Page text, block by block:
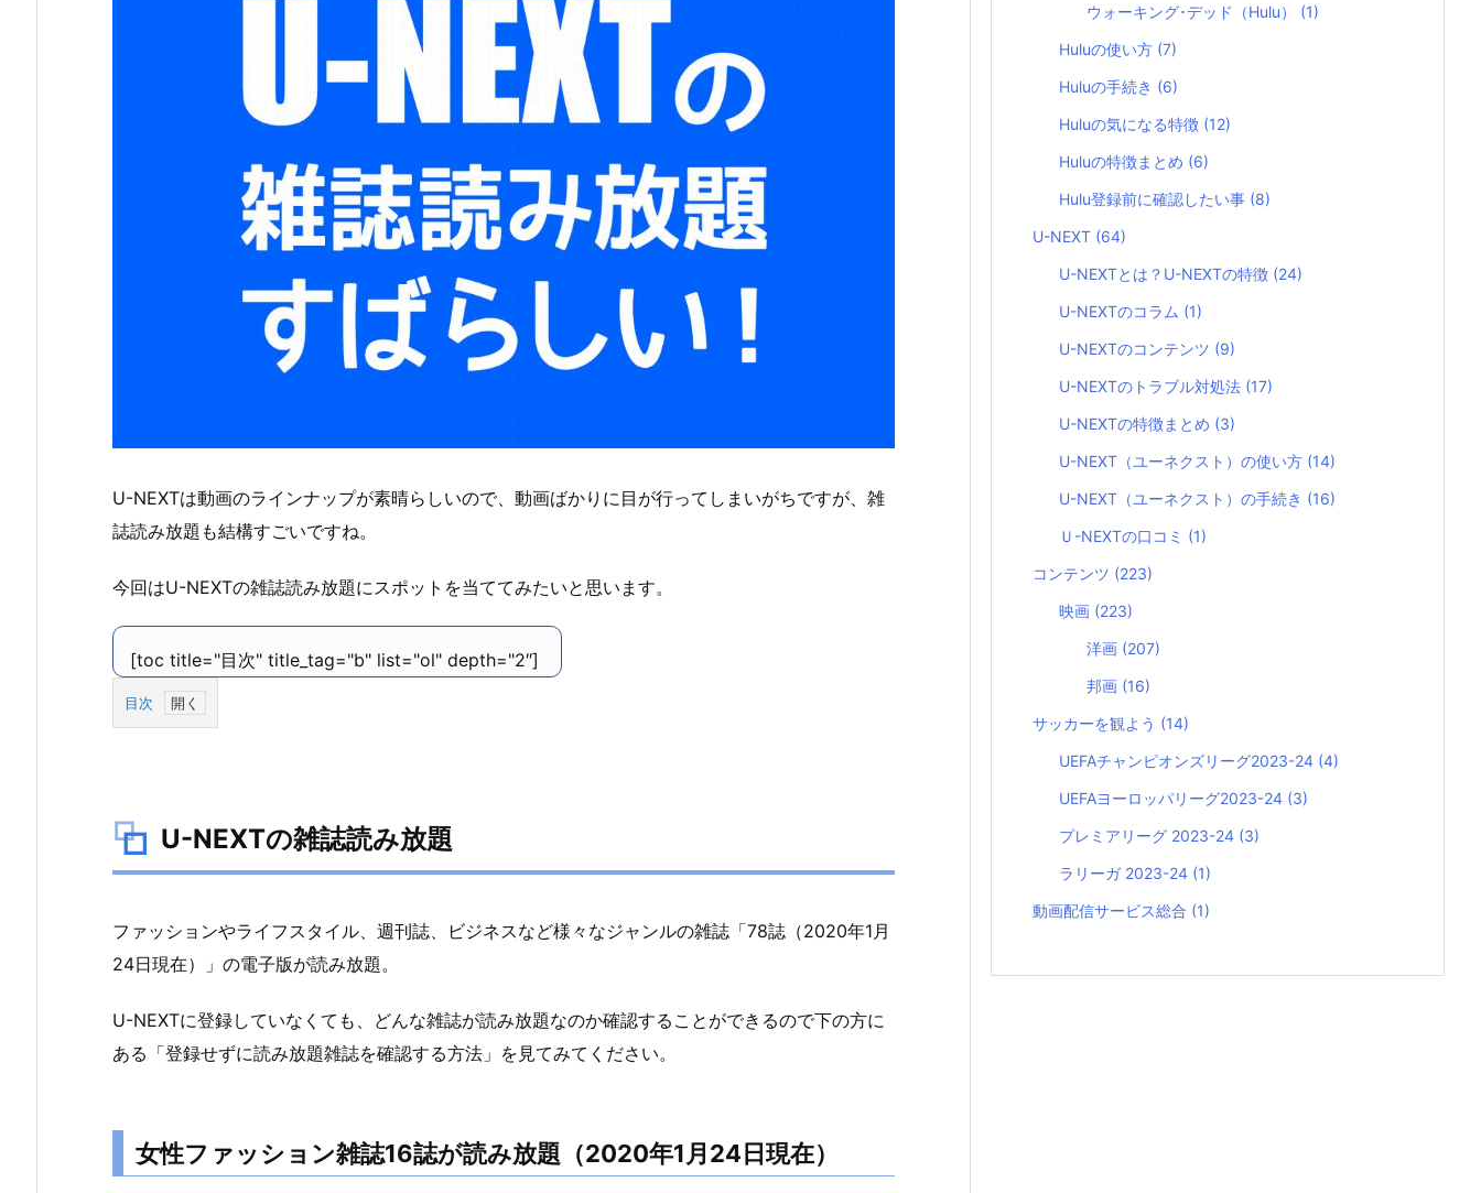
U-NEXTは動画のラインナップが素晴らしいので、動画ばかりに目が行ってしまいがちですが、雑
誌読み放題も結構すごいですね。
今回はU-NEXTの雑誌読み放題にスポットを当ててみたいと思います。
[toc title="目次" title_tag="b" list="ol" depth="2″]
目次
1.
E
X
の
雑
読
み
1.
U-NEXTの雑誌読み放題
ファッションやライフスタイル、週刊誌、ビジネスなど様々なジャンルの雑誌「78誌（2020年1月
24日現在）」の電子版が読み放題。
U-NEXTに登録していなくても、どんな雑誌が読み放題なのか確認することができるので下の方に
ある「登録せずに読み放題雑誌を確認する方法」を見てみてください。
女性ファッション雑誌16誌が読み放題（2020年1月24日現在）
ウォーキング･デッド（Hulu） (1)
Huluの使い方 (7)
Huluの手続き (6)
Huluの気になる特徴 (12)
Huluの特徴まとめ (6)
Hulu登録前に確認したい事 (8)
U-NEXT (64)
U-NEXTとは？U-NEXTの特徴 (24)
U-NEXTのコラム (1)
U-NEXTのコンテンツ (9)
U-NEXTのトラブル対処法 (17)
U-NEXTの特徴まとめ (3)
U-NEXT（ユーネクスト）の使い方 (14)
U-NEXT（ユーネクスト）の手続き (16)
Ｕ-NEXTの口コミ (1)
コンテンツ (223)
映画 (223)
洋画 (207)
邦画 (16)
サッカーを観よう (14)
UEFAチャンピオンズリーグ2023-24 (4)
UEFAヨーロッパリーグ2023-24 (3)
プレミアリーグ 2023-24 (3)
ラリーガ 2023-24 (1)
動画配信サービス総合 (1)